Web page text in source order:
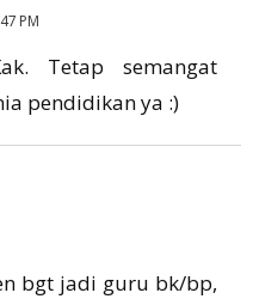
PM
Tetap semangat
pendidikan ya :)
bgt jadi guru bk/bp,